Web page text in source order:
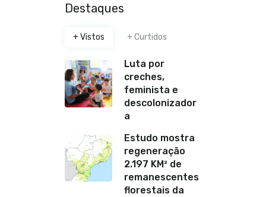
Destaques
+ Vistos + Curtidos
Luta por
creches,
feminista e
descolonizador
a
Estudo mostra
regeneração
2.197 KM² de
remanescentes
florestais da